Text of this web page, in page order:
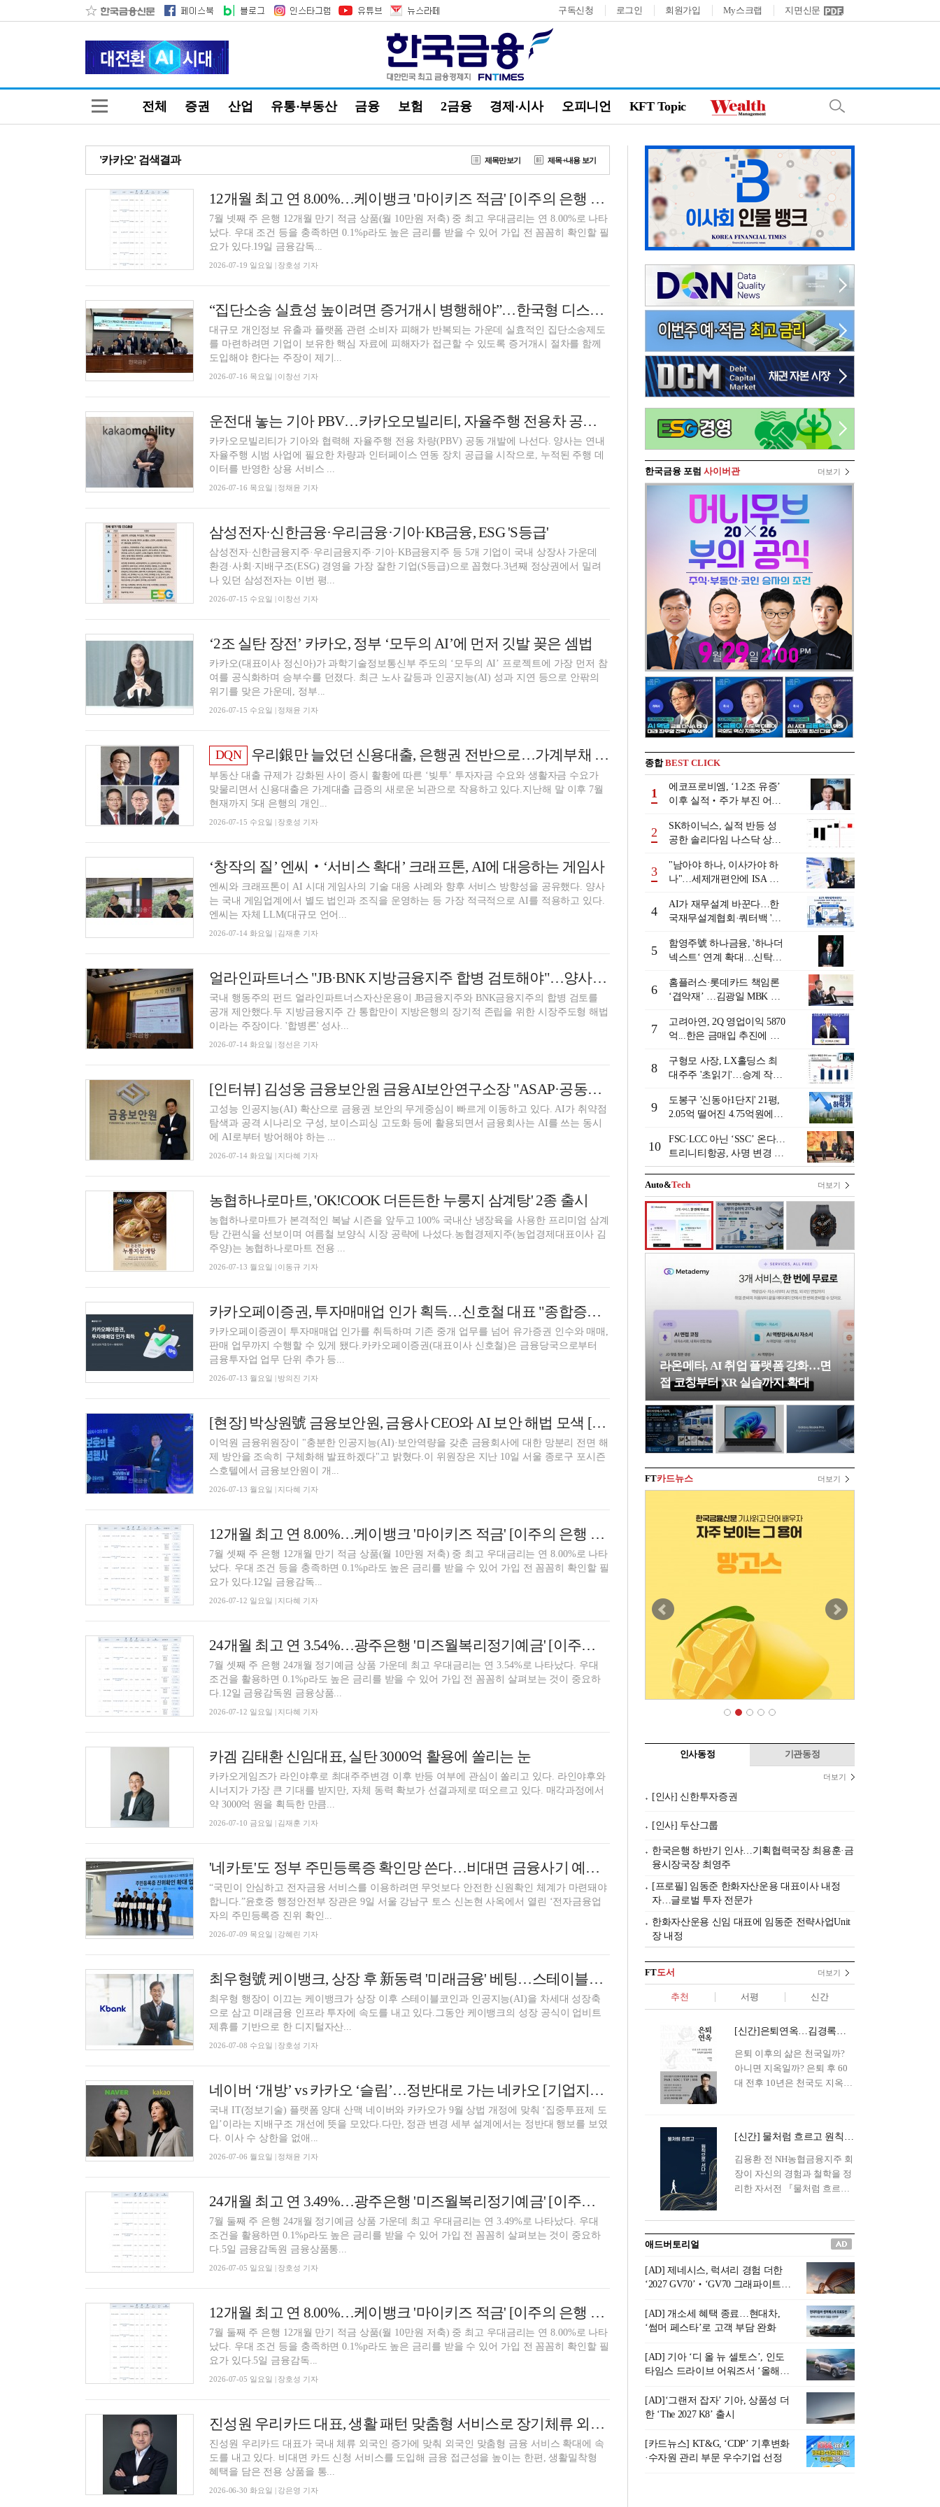
구독신청 로그인 회원가입 My스크랩 지면신문
전체 증권 산업 유통·부동산 금융 보험 2금융 경제·시사 오피니언 KFT Topic
'카카오' 검색결과 제목만보기 제목+내용 보기
12개월 최고 연 8.00%…케이뱅크 '마이키즈 적금' [이주의 은행 적금금리-7월 4주]
7월 넷째 주 은행 12개월 만기 적금 상품(월 10만원 저축) 중 최고 우대금리는 연 8.00%로 나타
났다. 우대 조건 등을 충족하면 0.1%p라도 높은 금리를 받을 수 있어 가입 전 꼼꼼히 확인할 필
요가 있다.19일 금융감독...
2026-07-19 일요일 | 장호성 기자
“집단소송 실효성 높이려면 증거개시 병행해야”…한국형 디스커버리 도입 논의
대규모 개인정보 유출과 플랫폼 관련 소비자 피해가 반복되는 가운데 실효적인 집단소송제도
를 마련하려면 기업이 보유한 핵심 자료에 피해자가 접근할 수 있도록 증거개시 절차를 함께
도입해야 한다는 주장이 제기...
2026-07-16 목요일 | 이창선 기자
운전대 놓는 기아 PBV…카카오모빌리티, 자율주행 전용차 공동 개발
카카오모빌리티가 기아와 협력해 자율주행 전용 차량(PBV) 공동 개발에 나선다. 양사는 연내
자율주행 시범 사업에 필요한 차량과 인터페이스 연동 장치 공급을 시작으로, 누적된 주행 데
이터를 반영한 상용 서비스 ...
2026-07-16 목요일 | 정채윤 기자
삼성전자·신한금융·우리금융·기아·KB금융, ESG 'S등급'
삼성전자·신한금융지주·우리금융지주·기아·KB금융지주 등 5개 기업이 국내 상장사 가운데
환경·사회·지배구조(ESG) 경영을 가장 잘한 기업(S등급)으로 꼽혔다.3년째 정상권에서 밀려
나 있던 삼성전자는 이번 평...
2026-07-15 수요일 | 이창선 기자
‘2조 실탄 장전’ 카카오, 정부 ‘모두의 AI’에 먼저 깃발 꽂은 셈법
카카오(대표이사 정신아)가 과학기술정보통신부 주도의 ‘모두의 AI’ 프로젝트에 가장 먼저 참
여를 공식화하며 승부수를 던졌다. 최근 노사 갈등과 인공지능(AI) 성과 지연 등으로 안팎의
위기를 맞은 가운데, 정부...
2026-07-15 수요일 | 정채윤 기자
DQN 우리銀만 늘었던 신용대출, 은행권 전반으로…가계부채 vs 포용금융 '딜레마' [은행 가계대출 진단②]
부동산 대출 규제가 강화된 사이 증시 활황에 따른 ‘빚투’ 투자자금 수요와 생활자금 수요가
맞물리면서 신용대출은 가계대출 급증의 새로운 뇌관으로 작용하고 있다.지난해 말 이후 7월
현재까지 5대 은행의 개인...
2026-07-15 수요일 | 장호성 기자
‘창작의 질’ 엔씨‧‘서비스 확대’ 크래프톤, AI에 대응하는 게임사
엔씨와 크래프톤이 AI 시대 게임사의 기술 대응 사례와 향후 서비스 방향성을 공유했다. 양사
는 국내 게임업계에서 별도 법인과 조직을 운영하는 등 가장 적극적으로 AI를 적용하고 있다.
엔씨는 자체 LLM(대규모 언어...
2026-07-14 화요일 | 김재훈 기자
얼라인파트너스 "JB·BNK 지방금융지주 합병 검토해야"…양사에 공개 제안
국내 행동주의 펀드 얼라인파트너스자산운용이 JB금융지주와 BNK금융지주의 합병 검토를
공개 제안했다.두 지방금융지주 간 통합만이 지방은행의 장기적 존립을 위한 시장주도형 해법
이라는 주장이다. '합병론' 성사...
2026-07-14 화요일 | 정선은 기자
[인터뷰] 김성웅 금융보안원 금융AI보안연구소장 "ASAP·공동모델로 AI 방어체계 지원" [2026 금융권 보안 전략]
고성능 인공지능(AI) 확산으로 금융권 보안의 무게중심이 빠르게 이동하고 있다. AI가 취약점
탐색과 공격 시나리오 구성, 보이스피싱 고도화 등에 활용되면서 금융회사는 AI를 쓰는 동시
에 AI로부터 방어해야 하는 ...
2026-07-14 화요일 | 지다혜 기자
농협하나로마트, 'OK!COOK 더든든한 누룽지 삼계탕' 2종 출시
농협하나로마트가 본격적인 복날 시즌을 앞두고 100% 국내산 냉장육을 사용한 프리미엄 삼계
탕 간편식을 선보이며 여름철 보양식 시장 공략에 나섰다.농협경제지주(농업경제대표이사 김
주양)는 농협하나로마트 전용 ...
2026-07-13 월요일 | 이동규 기자
카카오페이증권, 투자매매업 인가 획득…신호철 대표 "종합증권사 도약 발판 마련"
카카오페이증권이 투자매매업 인가를 취득하며 기존 중개 업무를 넘어 유가증권 인수와 매매,
판매 업무까지 수행할 수 있게 됐다.카카오페이증권(대표이사 신호철)은 금융당국으로부터
금융투자업 업무 단위 추가 등...
2026-07-13 월요일 | 방의진 기자
[현장] 박상원號 금융보안원, 금융사 CEO와 AI 보안 해법 모색 [디지털 안전망 점검]
이억원 금융위원장이 "충분한 인공지능(AI)·보안역량을 갖춘 금융회사에 대한 망분리 전면 해
제 방안을 조속히 구체화해 발표하겠다"고 밝혔다.이 위원장은 지난 10일 서울 종로구 포시즌
스호텔에서 금융보안원이 개...
2026-07-13 월요일 | 지다혜 기자
12개월 최고 연 8.00%…케이뱅크 '마이키즈 적금' [이주의 은행 적금금리-7월 3주]
7월 셋째 주 은행 12개월 만기 적금 상품(월 10만원 저축) 중 최고 우대금리는 연 8.00%로 나타
났다. 우대 조건 등을 충족하면 0.1%p라도 높은 금리를 받을 수 있어 가입 전 꼼꼼히 확인할 필
요가 있다.12일 금융감독...
2026-07-12 일요일 | 지다혜 기자
24개월 최고 연 3.54%…광주은행 '미즈월복리정기예금' [이주의 은행 예금금리-7월 3주]
7월 셋째 주 은행 24개월 정기예금 상품 가운데 최고 우대금리는 연 3.54%로 나타났다. 우대
조건을 활용하면 0.1%p라도 높은 금리를 받을 수 있어 가입 전 꼼꼼히 살펴보는 것이 중요하
다.12일 금융감독원 금융상품...
2026-07-12 일요일 | 지다혜 기자
카겜 김태환 신임대표, 실탄 3000억 활용에 쏠리는 눈
카카오게임즈가 라인야후로 최대주주변경 이후 반등 여부에 관심이 쏠리고 있다. 라인야후와
시너지가 가장 큰 기대를 받지만, 자체 동력 확보가 선결과제로 떠오르고 있다. 매각과정에서
약 3000억 원을 획득한 만큼...
2026-07-10 금요일 | 김재훈 기자
'네카토'도 정부 주민등록증 확인망 쓴다…비대면 금융사기 예방 기대 [페이사 돋보기]
“국민이 안심하고 전자금융 서비스를 이용하려면 무엇보다 안전한 신원확인 체계가 마련돼야
합니다.”윤호중 행정안전부 장관은 9일 서울 강남구 토스 신논현 사옥에서 열린 ‘전자금융업
자의 주민등록증 진위 확인...
2026-07-09 목요일 | 강혜린 기자
최우형號 케이뱅크, 상장 후 新동력 '미래금융' 베팅…스테이블코인·AI 투자 확대 [디지털자산 新경쟁]
최우형 행장이 이끄는 케이뱅크가 상장 이후 스테이블코인과 인공지능(AI)을 차세대 성장축
으로 삼고 미래금융 인프라 투자에 속도를 내고 있다.그동안 케이뱅크의 성장 공식이 업비트
제휴를 기반으로 한 디지털자산...
2026-07-08 수요일 | 장호성 기자
네이버 ‘개방’ vs 카카오 ‘슬림’…정반대로 가는 네카오 [기업지배구조 보고서]
국내 IT(정보기술) 플랫폼 양대 산맥 네이버와 카카오가 9월 상법 개정에 맞춰 ‘집중투표제 도
입’이라는 지배구조 개선에 뜻을 모았다.다만, 정관 변경 세부 설계에서는 정반대 행보를 보였
다. 이사 수 상한을 없애...
2026-07-06 월요일 | 정채윤 기자
24개월 최고 연 3.49%…광주은행 '미즈월복리정기예금' [이주의 은행 예금금리-7월 2주]
7월 둘째 주 은행 24개월 정기예금 상품 가운데 최고 우대금리는 연 3.49%로 나타났다. 우대
조건을 활용하면 0.1%p라도 높은 금리를 받을 수 있어 가입 전 꼼꼼히 살펴보는 것이 중요하
다.5일 금융감독원 금융상품통...
2026-07-05 일요일 | 장호성 기자
12개월 최고 연 8.00%…케이뱅크 '마이키즈 적금' [이주의 은행 적금금리-7월 2주]
7월 둘째 주 은행 12개월 만기 적금 상품(월 10만원 저축) 중 최고 우대금리는 연 8.00%로 나타
났다. 우대 조건 등을 충족하면 0.1%p라도 높은 금리를 받을 수 있어 가입 전 꼼꼼히 확인할 필
요가 있다.5일 금융감독...
2026-07-05 일요일 | 장호성 기자
진성원 우리카드 대표, 생활 패턴 맞춤형 서비스로 장기체류 외국인 고객 정조준 [외국인 금융 공략]
진성원 우리카드 대표가 국내 체류 외국인 증가에 맞춰 외국인 맞춤형 금융 서비스 확대에 속
도를 내고 있다. 비대면 카드 신청 서비스를 도입해 금융 접근성을 높이는 한편, 생활밀착형
혜택을 담은 전용 상품을 통...
2026-06-30 화요일 | 강은영 기자
한국금융 포럼 사이버관 더보기
종합BEST CLICK
1
에코프로비엠, ‘1.2조 유증’
이후 실적‧주가 부진 어쩌
2
SK하이닉스, 실적 반등 성
공한 솔리다임 나스닥 상장
3
"남아야 하나, 이사가야 하
나"…세제개편안에 ISA 투
4
AI가 재무설계 바꾼다…한
국재무설계협회·쿼터백 '베
5
함영주號 하나금융, '하나더
넥스트‘ 연계 확대…신탁수
니어 비즈니스 돋보기]
6
홈플러스·롯데카드 책임론
‘겹악재’ …김광일 MBK 부
7
고려아연, 2Q 영업이익 5870
억...한은 금매입 추진에 주
8
구형모 사장, LX홀딩스 최
대주주 '초읽기'…승계 작업
9
도봉구 '신동아1단지' 21평,
2.05억 떨어진 4.75억원에
10
FSC·LCC 아닌 ‘SSC’ 온다…
트리니티항공, 사명 변경 넘
어 사업모델 전환 선언
Auto&Tech 더보기
라온메타, AI 취업 플랫폼 강화…면
접 코칭부터 XR 실습까지 확대
FT카드뉴스 더보기
인사동정 기관동정
더보기
[인사] 신한투자증권
[인사] 두산그룹
한국은행 하반기 인사…기획협력국장 최용훈·금
융시장국장 최영주
[프로필] 임동준 한화자산운용 대표이사 내정
자…글로벌 투자 전문가
한화자산운용 신임 대표에 임동준 전략사업Unit
장 내정
FT도서 더보기
추천 서평 신간
[신간]은퇴연옥…김경록의 은퇴 후 삶의 나침반
은퇴 이후의 삶은 천국일까?
아니면 지옥일까? 은퇴 후 60
대 전후 10년은 천국도 지옥도
은퇴 설계를 가이드해 온 김경
록 옵투스자산운용의 고문이
신간 『은퇴연옥』을 내놓았
다.단테는 지옥을 '모든 희망을
록 고문은 새로운 시각을 제시
0년의 과도기는 지옥이 아니라
정화와 성장의 공간인 ‘은퇴연
옥(Purgatory)’이라는 것이다.
연옥은 고통스럽지만 끝이 있
으며, 준비를 통해 천국으로 나
아갈 수 있는 희망의 장소라고
말한
[신간] 물처럼 흐르고 원칙으로 서다…김용환의 통찰을 담다
김용환 전 NH농협금융지주 회
장이 자신의 경험과 철학을 정
리한 자서전 『물처럼 흐르고
통 관료 출신으로 한국 금융의
주요 변곡점마다 중요한 역할
을 하고 금융 경영인으로서 큰
족적을 남긴 김 전 회장이 후배
세대에게 전하는 삶의 조언을
담은 인생 노트다.『물처럼 흐
르고 원칙으로 서다』는 단순
한 자서전을 넘어, 실패를 두려
워하지 않는 용기와 자신에 대
한 믿음이 어떻게 삶을 풍요롭
게 만드는지를 보여주는 지혜
의 보고로 평가된다.김용환 전
회장은 “인생의 목표가 크더라
도 조급해하지 말고 작은 것부
터 하나 하나 성취해 나가
라”고 조언한다. 뼈아픈 실패
조차 성공의 뼈대가 된다는 긍
애드버토리얼
[AD] 제네시스, 럭셔리 경험 더한
‘2027 GV70’‧‘GV70 그래파이트’
[AD] 개소세 혜택 종료…현대차,
‘썸머 페스타’로 고객 부담 완화
[AD] 기아 ‘디 올 뉴 셀토스’, 인도
타임스 드라이브 어워즈서 ‘올해의
[AD]‘그랜저 잡자’ 기아, 상품성 더
한 ‘The 2027 K8’ 출시
[카드뉴스] KT&G, ‘CDP’ 기후변화
·수자원 관리 부문 우수기업 선정